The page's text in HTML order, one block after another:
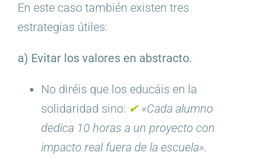
En este caso también existen tres
estrategias útiles:
a) Evitar los valores en abstracto.
No diréis que los educáis en la
solidaridad sino: ✔︎ «Cada alumno
dedica 10 horas a un proyecto con
impacto real fuera de la escuela».